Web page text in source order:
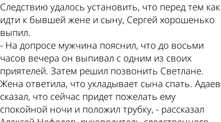
Следствию удалось установить, что перед тем как
идти к бывшей жене и сыну, Сергей хорошенько
выпил.
- На допросе мужчина пояснил, что до восьми
часов вечера он выпивал с одним из своих
приятелей. Затем решил позвонить Светлане.
Жена ответила, что укладывает сына спать. Адаев
сказал, что сейчас придет пожелать ему
спокойной ночи и положил трубку, - рассказал